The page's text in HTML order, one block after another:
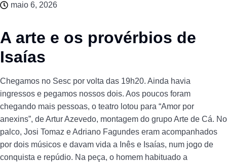
maio 6, 2026
A arte e os provérbios de
Isaías
Chegamos no Sesc por volta das 19h20. Ainda havia
ingressos e pegamos nossos dois. Aos poucos foram
chegando mais pessoas, o teatro lotou para “Amor por
anexins”, de Artur Azevedo, montagem do grupo Arte de Cá. No
palco, Josi Tomaz e Adriano Fagundes eram acompanhados
por dois músicos e davam vida a Inês e Isaías, num jogo de
conquista e repúdio. Na peça, o homem habituado a